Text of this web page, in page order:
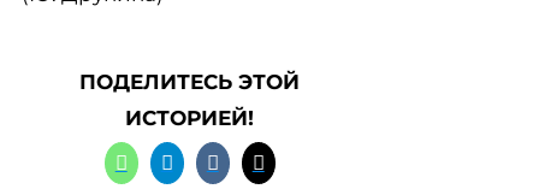
ПОДЕЛИТЕСЬ ЭТОЙ
ИСТОРИЕЙ!